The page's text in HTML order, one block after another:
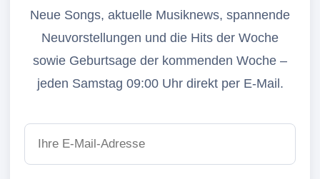
Neue Songs, aktuelle Musiknews, spannende
Neuvorstellungen und die Hits der Woche
sowie Geburtsage der kommenden Woche –
jeden Samstag 09:00 Uhr direkt per E-Mail.